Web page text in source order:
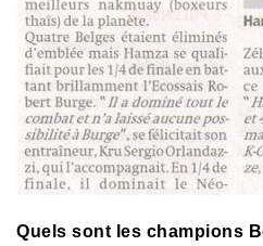
Quels sont les champions